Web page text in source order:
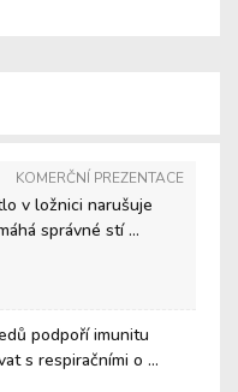
KOMERČNÍ PREZENTACE
v ložnici narušuje
správné stí ...
podpoří imunitu
s respiračními o ...